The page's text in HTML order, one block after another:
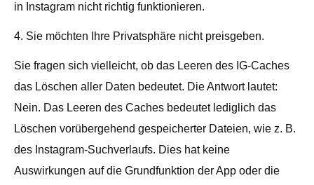
in Instagram nicht richtig funktionieren.
4. Sie möchten Ihre Privatsphäre nicht preisgeben.
Sie fragen sich vielleicht, ob das Leeren des IG-Caches
das Löschen aller Daten bedeutet. Die Antwort lautet:
Nein. Das Leeren des Caches bedeutet lediglich das
Löschen vorübergehend gespeicherter Dateien, wie z. B.
des Instagram-Suchverlaufs. Dies hat keine
Auswirkungen auf die Grundfunktion der App oder die